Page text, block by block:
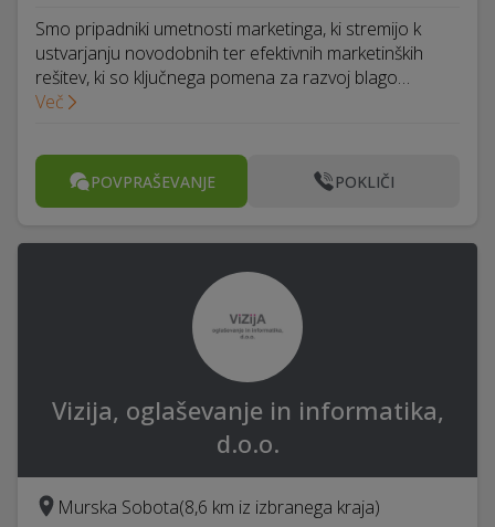
Smo pripadniki umetnosti marketinga, ki stremijo k
ustvarjanju novodobnih ter efektivnih marketinških
rešitev, ki so ključnega pomena za razvoj blago…
Več
POVPRAŠEVANJE POKLIČI
Vizija, oglaševanje in informatika,
d.o.o.
Murska Sobota(8,6 km iz izbranega kraja)